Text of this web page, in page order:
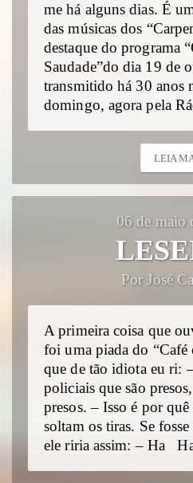
me há alguns dias. É
das músicas dos
destaque do programa
Saudade”do dia 19 de
transmitido há 30 anos
domingo, agora pela
LEIA
06 de maio
Por José
A primeira coisa que
foi uma piada do “Café
que de tão idiota eu ri:
policiais que são
presos. – Isso é por
soltam os tiras. Se
ele riria assim: – Ha